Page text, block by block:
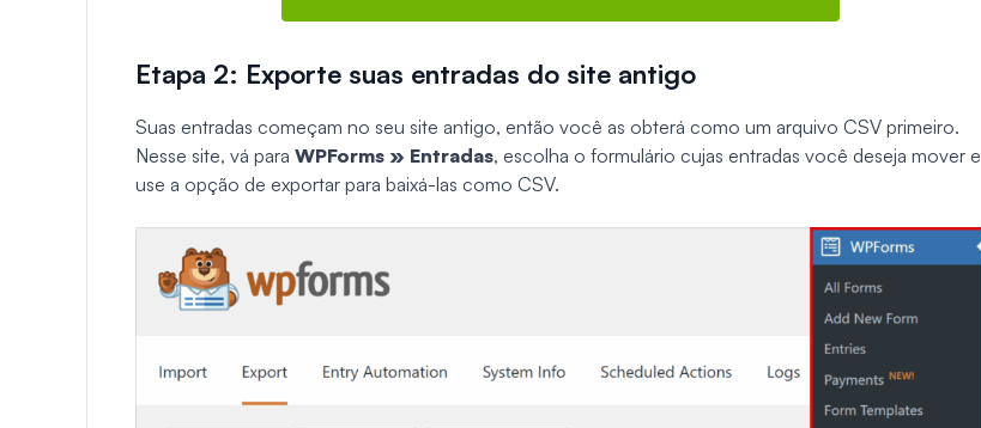
Etapa 2: Exporte suas entradas do site antigo
Suas entradas começam no seu site antigo, então você as obterá como um arquivo CSV primeiro.
Nesse site, vá para WPForms » Entradas, escolha o formulário cujas entradas você deseja mover e
use a opção de exportar para baixá-las como CSV.